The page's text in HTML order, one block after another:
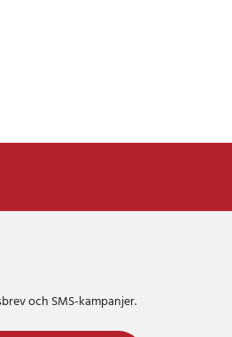
och SMS-kampanjer.